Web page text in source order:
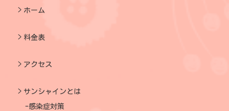
ホーム
料金表
アクセス
サンシャインとは
感染症対策